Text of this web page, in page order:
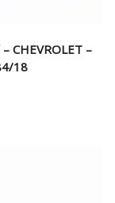
CHEVROLET –
18